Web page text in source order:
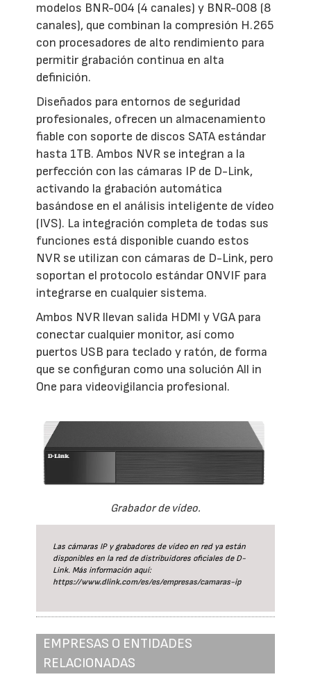
modelos BNR-004 (4 canales) y BNR-008 (8
canales), que combinan la compresión H.265
con procesadores de alto rendimiento para
permitir grabación continua en alta
definición.
Diseñados para entornos de seguridad
profesionales, ofrecen un almacenamiento
fiable con soporte de discos SATA estándar
hasta 1TB. Ambos NVR se integran a la
perfección con las cámaras IP de D-Link,
activando la grabación automática
basándose en el análisis inteligente de vídeo
(IVS). La integración completa de todas sus
funciones está disponible cuando estos
NVR se utilizan con cámaras de D-Link, pero
soportan el protocolo estándar ONVIF para
integrarse en cualquier sistema.
Ambos NVR llevan salida HDMI y VGA para
conectar cualquier monitor, así como
puertos USB para teclado y ratón, de forma
que se configuran como una solución All in
One para videovigilancia profesional.
Grabador de vídeo.
Las cámaras IP y grabadores de vídeo en red ya están
disponibles en la red de distribuidores oficiales de D-
Link. Más información aquí:
https://www.dlink.com/es/es/empresas/camaras-ip
EMPRESAS O ENTIDADES
RELACIONADAS